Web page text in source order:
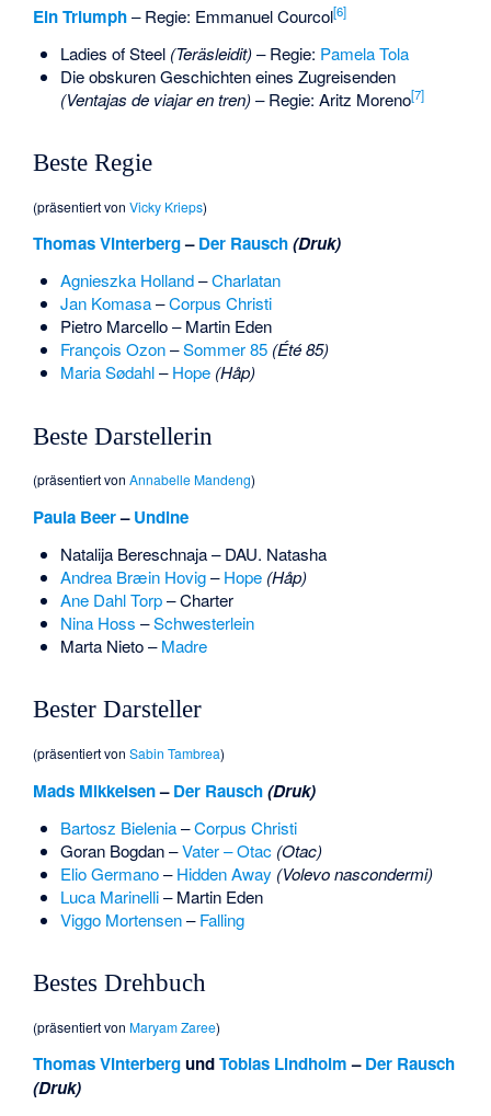
Ein Triumph– Regie: Emmanuel Courcol[6]
Ladies of Steel (Teräsleidit)– Regie: Pamela Tola
Die obskuren Geschichten eines Zugreisenden
(Ventajas de viajar en tren)– Regie: Aritz Moreno[7]
Beste Regie
(präsentiert vonVicky Krieps)
Thomas Vinterberg–Der Rausch(Druk)
Agnieszka Holland–Charlatan
Jan Komasa–Corpus Christi
Pietro Marcello–Martin Eden
François Ozon–Sommer 85 (Été 85)
Maria Sødahl–Hope (Håp)
Beste Darstellerin
(präsentiert vonAnnabelle Mandeng)
Paula Beer–Undine
Natalija Bereschnaja–DAU. Natasha
Andrea Bræin Hovig–Hope (Håp)
Ane Dahl Torp– Charter
Nina Hoss –Schwesterlein
Marta Nieto–Madre
Bester Darsteller
(präsentiert vonSabin Tambrea)
Mads Mikkelsen–Der Rausch(Druk)
Bartosz Bielenia–Corpus Christi
Goran Bogdan–Vater – Otac (Otac)
Elio Germano–Hidden Away (Volevo nascondermi)
Luca Marinelli–Martin Eden
Viggo Mortensen–Falling
Bestes Drehbuch
(präsentiert von Maryam Zaree)
Thomas VinterbergundTobias Lindholm–Der Rausch
(Druk)